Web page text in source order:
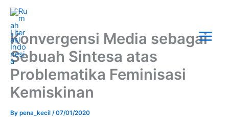
Skip
content
Menu
Konvergensi Media sebagai
Sebuah Sintesa atas
Problematika Feminisasi
Kemiskinan
By pena_kecil /07/01/2020